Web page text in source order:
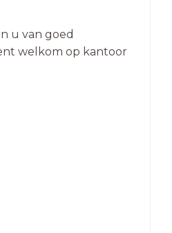
u van goed
welkom op kantoor